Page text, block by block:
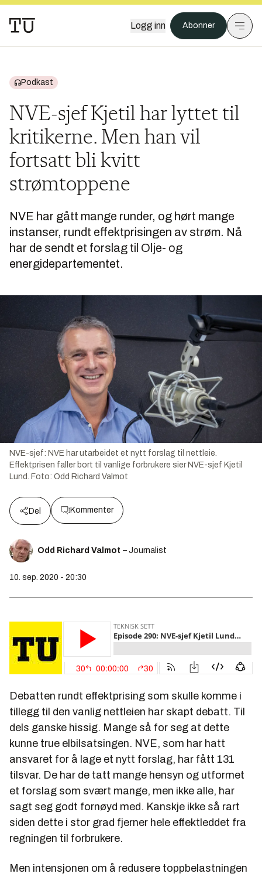
Logg inn Abonner
Podkast
NVE-sjef Kjetil har lyttet til
kritikerne. Men han vil
fortsatt bli kvitt
strømtoppene
NVE har gått mange runder, og hørt mange
instanser, rundt effektprisingen av strøm. Nå
har de sendt et forslag til Olje- og
energidepartementet.
NVE-sjef: NVE har utarbeidet et nytt forslag til nettleie.
Effektprisen faller bort til vanlige forbrukere sier NVE-sjef Kjetil
Lund.
Foto: Odd Richard Valmot
Del Kommenter
Odd Richard Valmot – Journalist
10. sep. 2020 - 20:30
Debatten rundt effektprising som skulle komme i
tillegg til den vanlig nettleien har skapt debatt. Til
dels ganske hissig. Mange så for seg at dette
kunne true elbilsatsingen. NVE, som har hatt
ansvaret for å lage et nytt forslag, har fått 131
tilsvar. De har de tatt mange hensyn og utformet
et forslag som svært mange, men ikke alle, har
sagt seg godt fornøyd med. Kanskje ikke så rart
siden dette i stor grad fjerner hele effektleddet fra
regningen til forbrukere.
Men intensjonen om å redusere toppbelastningen